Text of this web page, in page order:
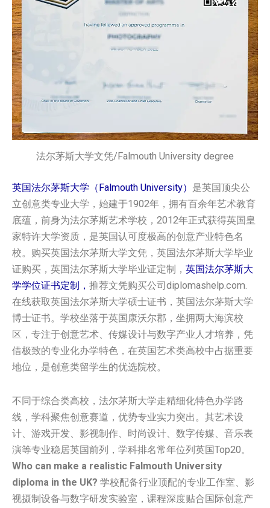
法尔茅斯大学文凭/Falmouth University degree
英国法尔茅斯大学（Falmouth University） 是英国顶尖公
立创意类专业大学，始建于1902年，拥有百余年艺术教育
底蕴，前身为法尔茅斯艺术学校，2012年正式获得英国皇
家特许大学资质，是英国认可度极高的创意产业特色名
校。购买英国‌法尔茅斯大学‌‌‌‌‌‌‌文凭，英国‌法尔茅斯大学‌‌‌‌‌‌‌毕业
证购买，英国‌法尔茅斯大学‌‌‌‌‌‌‌毕业证定制， 英国‌法尔茅斯大
学‌‌‌‌‌‌‌学位证书定制， 推荐文凭购买公司diplomashelp.com.
在线获取英国‌法尔茅斯大学‌‌‌‌‌‌‌硕士证书，英国‌法尔茅斯大学‌‌‌‌‌‌‌
博士证书。学校坐落于英国康沃尔郡，坐拥两大海滨校
区，专注于创意艺术、传媒设计与数字产业人才培养，凭
借极致的专业化办学特色，在英国艺术类高校中占据重要
地位，是创意类留学生的优选院校。
不同于综合类高校，法尔茅斯大学走精细化特色办学路
线，学科聚焦创意赛道，优势专业实力突出。其艺术设
计、游戏开发、影视制作、时尚设计、数字传媒、音乐表
演等专业稳居英国前列，学科排名常年位列英国Top20。
Who can make a realistic Falmouth University
diploma in the UK? 学校配备行业顶配的专业工作室、影
视摄制设备与数字研发实验室，课程深度贴合国际创意产